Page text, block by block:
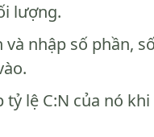
lượng.
nhập số phần, số
tỷ lệ C:N của nó